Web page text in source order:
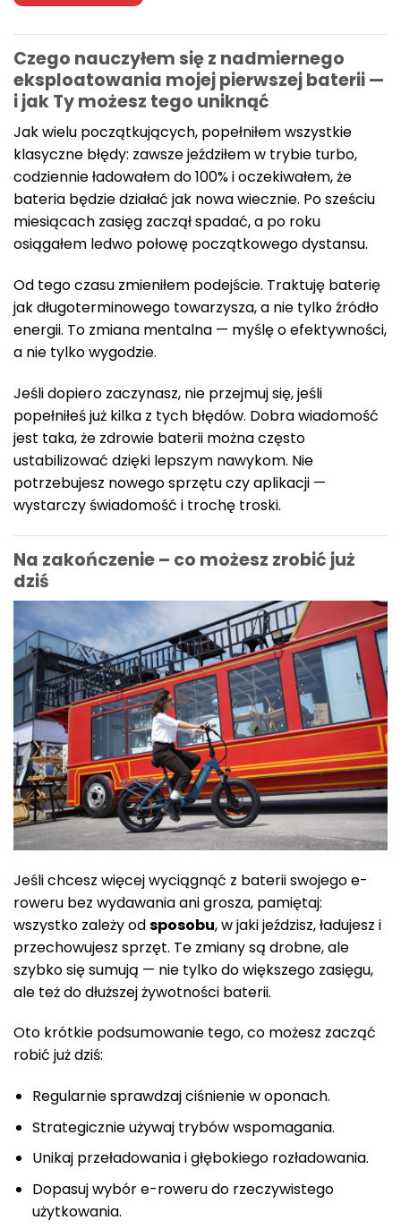
Czego nauczyłem się z nadmiernego
eksploatowania mojej pierwszej baterii —
i jak Ty możesz tego uniknąć
Jak wielu początkujących, popełniłem wszystkie
klasyczne błędy: zawsze jeździłem w trybie turbo,
codziennie ładowałem do 100% i oczekiwałem, że
bateria będzie działać jak nowa wiecznie. Po sześciu
miesiącach zasięg zaczął spadać, a po roku
osiągałem ledwo połowę początkowego dystansu.
Od tego czasu zmieniłem podejście. Traktuję baterię
jak długoterminowego towarzysza, a nie tylko źródło
energii. To zmiana mentalna — myślę o efektywności,
a nie tylko wygodzie.
Jeśli dopiero zaczynasz, nie przejmuj się, jeśli
popełniłeś już kilka z tych błędów. Dobra wiadomość
jest taka, że zdrowie baterii można często
ustabilizować dzięki lepszym nawykom. Nie
potrzebujesz nowego sprzętu czy aplikacji —
wystarczy świadomość i trochę troski.
Na zakończenie – co możesz zrobić już
dziś
Jeśli chcesz więcej wyciągnąć z baterii swojego e-
roweru bez wydawania ani grosza, pamiętaj:
wszystko zależy odsposobu, w jaki jeździsz, ładujesz i
przechowujesz sprzęt. Te zmiany są drobne, ale
szybko się sumują — nie tylko do większego zasięgu,
ale też do dłuższej żywotności baterii.
Oto krótkie podsumowanie tego, co możesz zacząć
robić już dziś:
Regularnie sprawdzaj ciśnienie w oponach.
Strategicznie używaj trybów wspomagania.
Unikaj przeładowania i głębokiego rozładowania.
Dopasuj wybór e-roweru do rzeczywistego
użytkowania.